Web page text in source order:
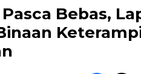
Bebas,